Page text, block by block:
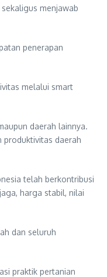
menjawab
penerapan
melalui smart
daerah lainnya.
produktivitas daerah
telah berkontribusi
harga stabil, nilai
dan seluruh
praktik pertanian